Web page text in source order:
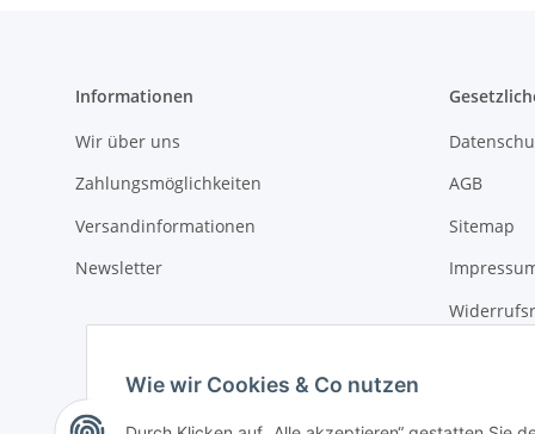
Informationen
Wir über uns
Zahlungsmöglichkeiten
Versandinformationen
Newsletter
AGB
Sitemap
Wie wir Cookies & Co nutzen